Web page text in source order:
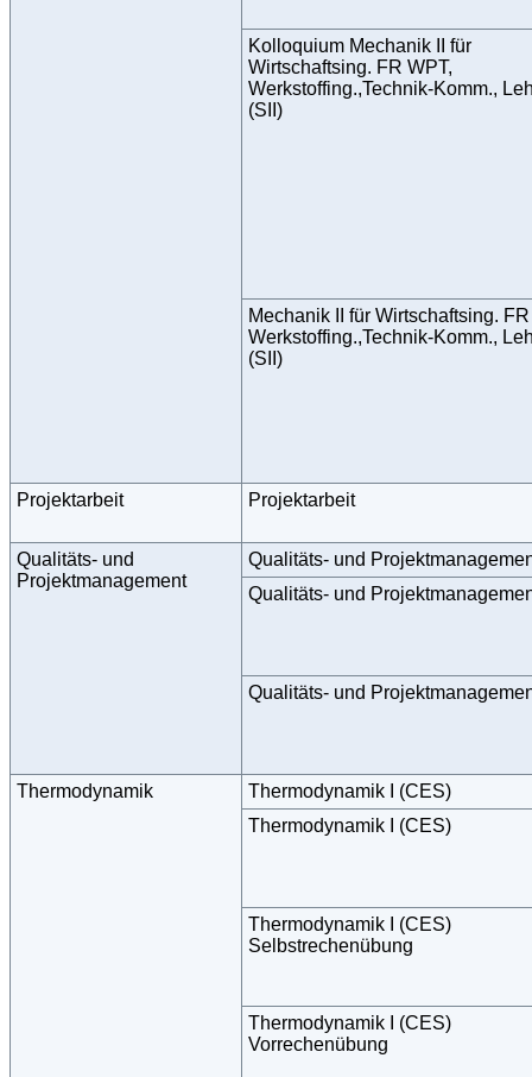
Kolloquium Mechanik II für
Wirtschaftsing. FR WPT,
Werkstoffing.,Technik-Komm.,
(SII)
Mechanik II für Wirtschaftsing.
Werkstoffing.,Technik-Komm.,
(SII)
Projektarbeit Projektarbeit
Qualitäts- und
Projektmanagement
Qualitäts- und
Qualitäts- und
Qualitäts- und
Thermodynamik
Thermodynamik I (CES)
Thermodynamik I (CES)
Thermodynamik I (CES)
Selbstrechenübung
Thermodynamik I (CES)
Vorrechenübung